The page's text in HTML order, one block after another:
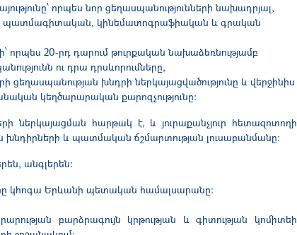
որպես նոր ցեղասպանությունների նախադրյալ,
պատմագիտական, կինեմատոգրաֆիական և գրական
որպես 20-րդ դարում թուրքական նախաձեռնությամբ
ու դրա դրսևորումները,
ցեղասպանության խնդրի ներկայացվածությունը և վերջինիս
կեղծարարական քարոզչությունը։
ներկայացման հարթակ է, և յուրաքանչյուր հետազոտողի
և պատմական ճշմարտության լուսաբանմանը։
անգլերեն:
կհոգա Երևանի պետական համալսարանը:
բարձրագույն կրթության և գիտության կոմիտեի